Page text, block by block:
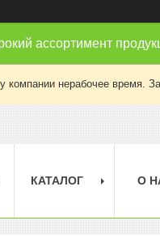
ассортимент
компании нерабочее время.
КАТАЛОГ О